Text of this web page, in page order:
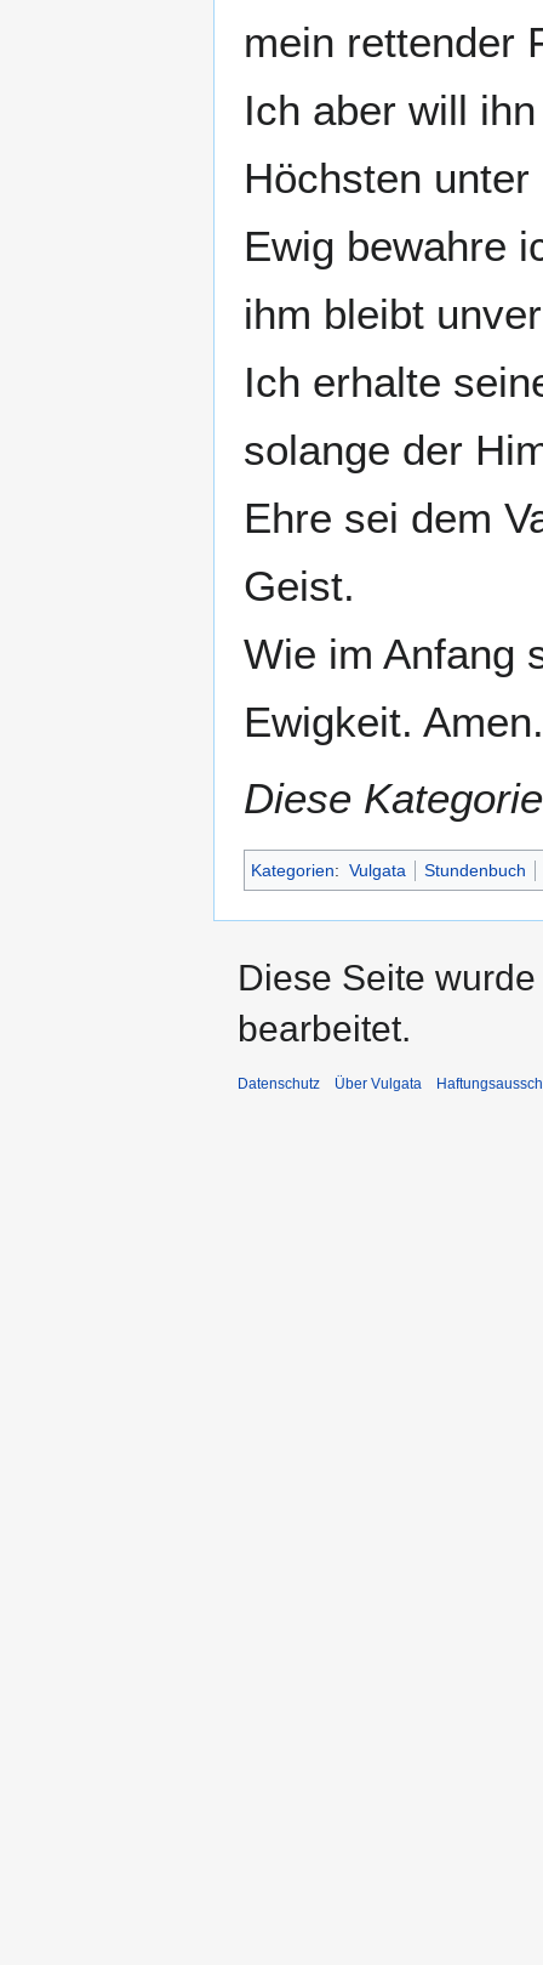
mein rettender
Ich aber will
Höchsten
Ewig bewahre
ihm bleibt
Ich erhalte
solange der
Ehre sei dem
Geist.
Wie im Anfang
Ewigkeit. Amen.
Diese
Kategorien: Vulgata Stundenbuch
Diese Seite
bearbeitet.
Datenschutz Über Vulgata